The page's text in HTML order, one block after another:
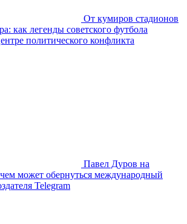
От кумиров стадионов
как легенды советского футбола
политического конфликта
Павел Дуров на
чем может обернуться международный
Telegram